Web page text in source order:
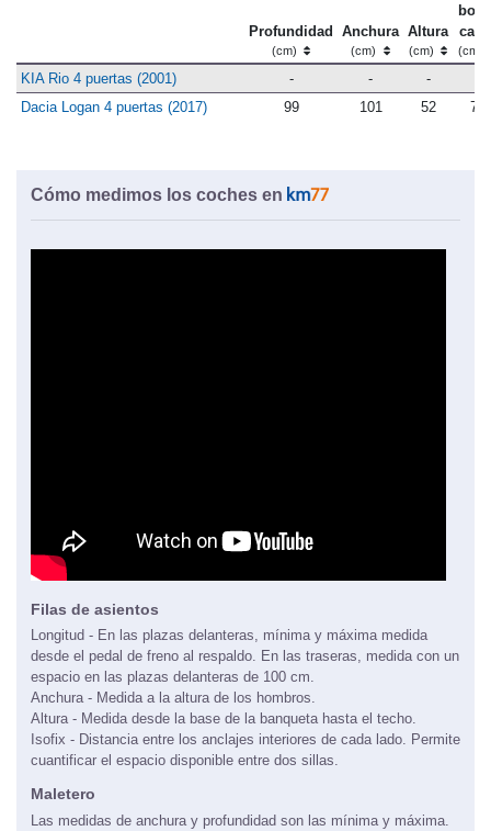
Profundidad
(cm)
Anchura
(cm)
Altura
(cm) (cm)
KIA Rio 4 puertas (2001) - - -
Dacia Logan 4 puertas (2017)
99 101 52 77
Cómo medimos los coches en
Filas de asientos
Longitud - En las plazas delanteras, mínima y máxima medida
desde el pedal de freno al respaldo. En las traseras, medida con un
espacio en las plazas delanteras de 100 cm.
Anchura - Medida a la altura de los hombros.
Altura - Medida desde la base de la banqueta hasta el techo.
Isofix - Distancia entre los anclajes interiores de cada lado. Permite
cuantificar el espacio disponible entre dos sillas.
Maletero
Las medidas de anchura y profundidad son las mínima y máxima.